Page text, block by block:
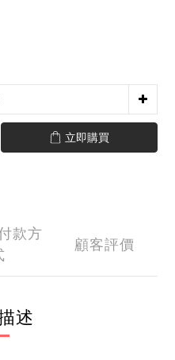
立即購買
款方
顧客評價
述